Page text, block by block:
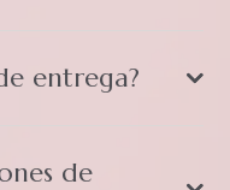
entrega?
de